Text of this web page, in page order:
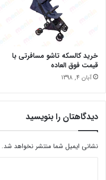
خرید کالسکه تاشو مسافرتی با
قیمت فوق العاده
آبان 4, 1398
دیدگاهتان را بنویسید
نشانی ایمیل شما منتشر نخواهد شد.